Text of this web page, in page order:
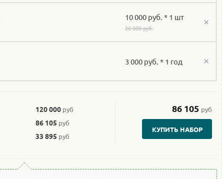
10 000 руб. * 1 шт
20 000 руб.
3 000 руб. * 1 год
120 000 руб
86 105 руб
33 895 руб
86 105 руб
КУПИТЬ НАБОР